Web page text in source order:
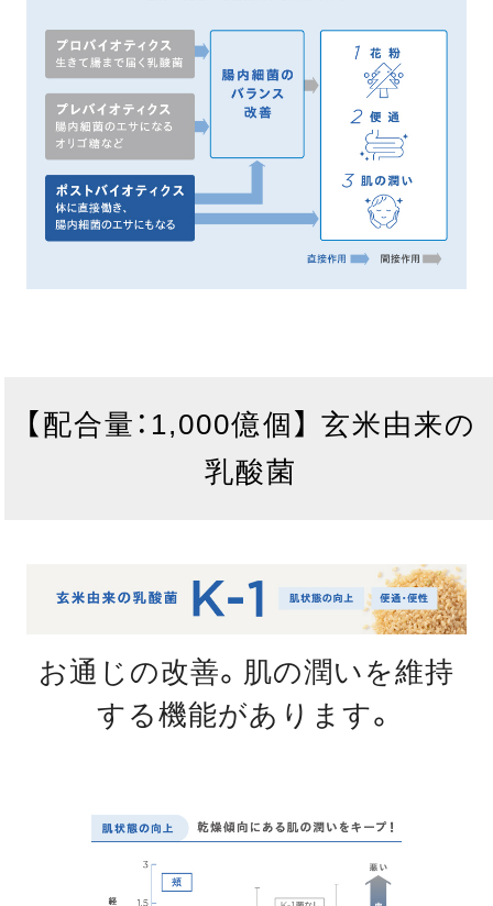
【配合量：1,000億個】 玄米由来の
乳酸菌
お通じの改善。肌の潤いを維持
する機能があります。